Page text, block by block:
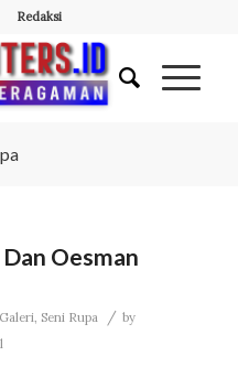
Redaksi
Oesman
, Seni Rupa / by